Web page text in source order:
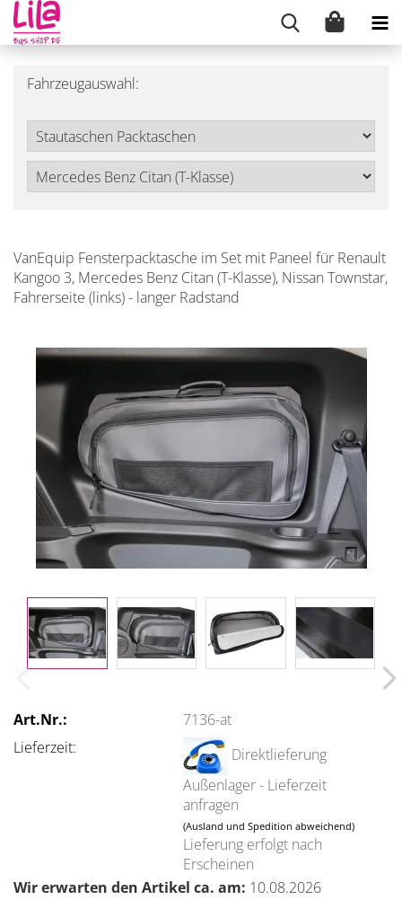
Fahrzeugauswahl:
VanEquip Fensterpacktasche im Set mit Paneel für Renault
Kangoo 3, Mercedes Benz Citan (T-Klasse), Nissan Townstar,
Fahrerseite (links) - langer Radstand
Art.Nr.:
7136-at
Lieferzeit:
Direktlieferung
Außenlager - Lieferzeit
anfragen
(Ausland und Spedition abweichend)
Lieferung erfolgt nach
Erscheinen
Wir erwarten den Artikel ca. am: 10.08.2026